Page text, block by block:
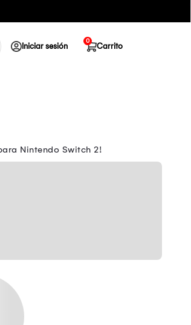
Iniciar sesión Carrito
0
Nintendo Switch 2!